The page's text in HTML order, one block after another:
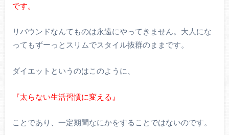
です。
リバウンドなんてものは永遠にやってきません。大人にな
ってもずーっとスリムでスタイル抜群のままです。
ダイエットというのはこのように、
『太らない生活習慣に変える』
ことであり、一定期間なにかをすることではないのです。